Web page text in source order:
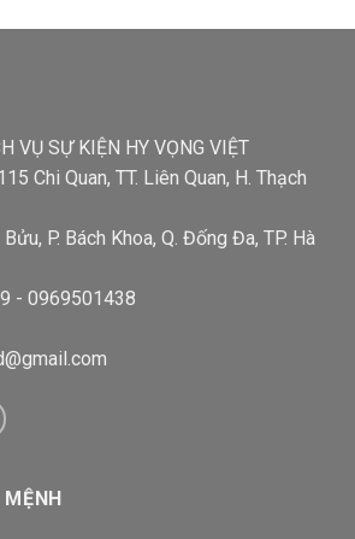
VỤ SỰ KIỆN HY VỌNG VIỆT
Chi Quan, TT. Liên Quan, H. Thạch
P. Bách Khoa, Q. Đống Đa, TP. Hà
- 0969501438